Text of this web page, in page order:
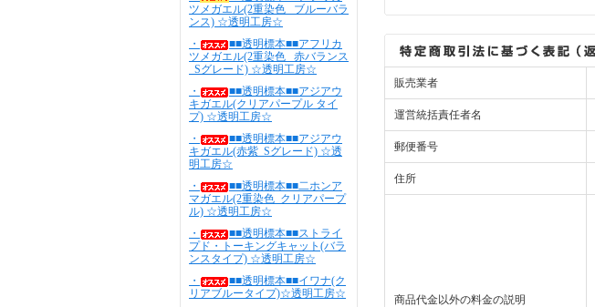
ツメガエル(2重染色 _ブルーバラ
ンス) ☆透明工房☆
・
■■透明標本■■アフリカ
ツメガエル(2重染色 _赤バランス
_Sグレード) ☆透明工房☆
・
■■透明標本■■アジアウ
キガエル(クリアパープル タイ
プ) ☆透明工房☆
・
■■透明標本■■アジアウ
キガエル(赤紫_Sグレード) ☆透
明工房☆
・
■■透明標本■■二ホンア
マガエル(2重染色_クリアパープ
ル) ☆透明工房☆
・
■■透明標本■■ストライ
プド・トーキングキャット(バラ
ンスタイプ) ☆透明工房☆
・
■■透明標本■■イワナ(ク
リアブルータイプ)☆透明工房☆
販売業者
運営統括責任者名
郵便番号
住所
商品代金以外の料金の説明